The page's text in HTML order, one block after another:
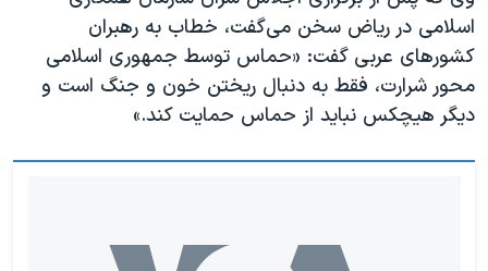
اسلامی در ریاض سخن می‌گفت، خطاب به رهبران
کشورهای عربی گفت: «حماس توسط جمهوری اسلامی
محور شرارت، فقط به دنبال ریختن خون و جنگ است و
دیگر هیچکس نباید از حماس حمایت کند.»